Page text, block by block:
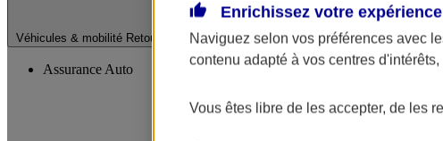
Véhicules & mobilité Retour à la section précédente
Fermer le menu principal
Assurance Auto
Enrichissez votre expérience
Naviguez selon vos préférences avec
contenu adapté à vos centres
Vous êtes libre de les accepter, de les